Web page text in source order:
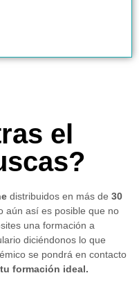
el
distribuidos en más de 30
aún así es posible que no
una formación a
diciéndonos lo que
se pondrá en contacto
formación ideal.